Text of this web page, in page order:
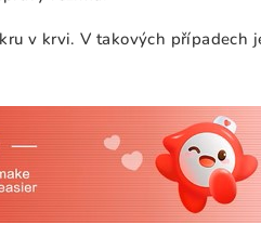
v krvi. V takových případech